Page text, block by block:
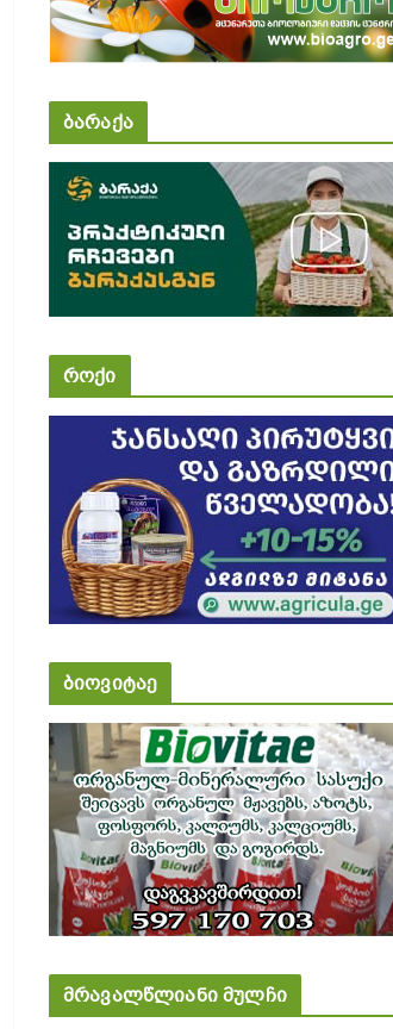
ბარაქა
როქი
ბიოვიტაე
მრავალწლიანი მულჩი